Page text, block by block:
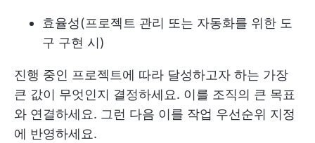
효율성(프로젝트 관리 또는 자동화를 위한 도
구 구현 시)
진행 중인 프로젝트에 따라 달성하고자 하는 가장
큰 값이 무엇인지 결정하세요. 이를 조직의 큰 목표
와 연결하세요. 그런 다음 이를 작업 우선순위 지정
에 반영하세요.